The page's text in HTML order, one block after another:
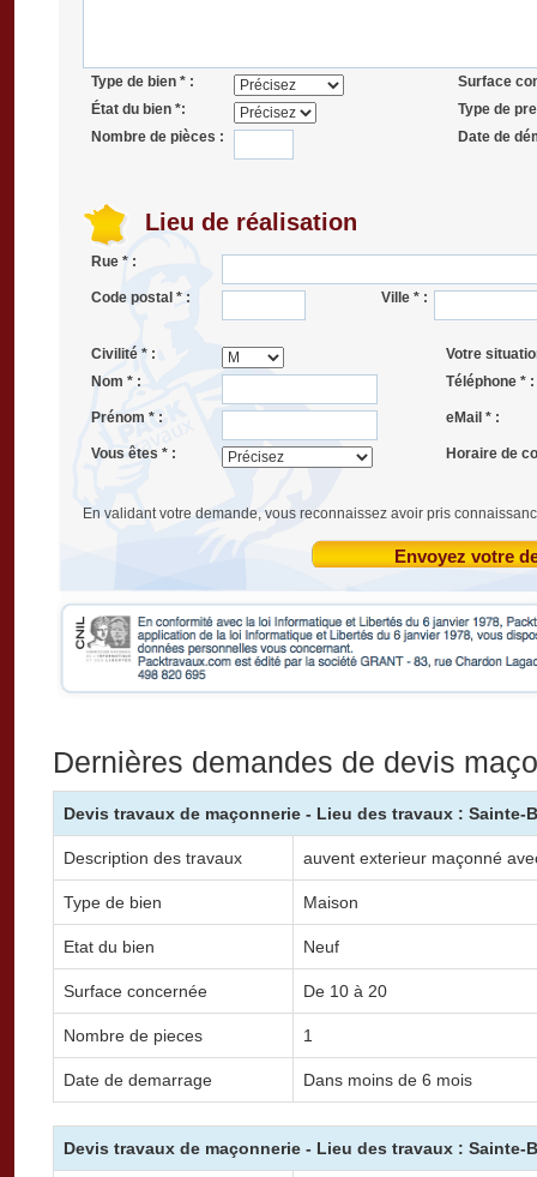
Type de bien * :
Surface
État du bien *:
Type de
Nombre de pièces :
Date de
Lieu de réalisation
Rue * :
Code postal * : Ville * :
Civilité * :
Votre
Nom * :
Téléphone * :
Prénom * : eMail * :
Vous êtes * : Horaire de
En validant votre demande, vous reconnaissez avoir pris
Envoyez votre
Dernières demandes de devis
Devis travaux de maçonnerie - Lieu des travaux : Sainte-
Description des travaux auvent exterieur maçonné
Type de bien Maison
Etat du bien Neuf
Surface concernée De 10 à 20
Nombre de pieces 1
Date de demarrage Dans moins de 6 mois
Devis travaux de maçonnerie - Lieu des travaux : Sainte-